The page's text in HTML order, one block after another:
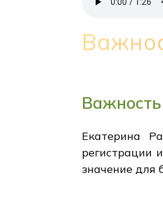
Екатерина
регистрации
значение для